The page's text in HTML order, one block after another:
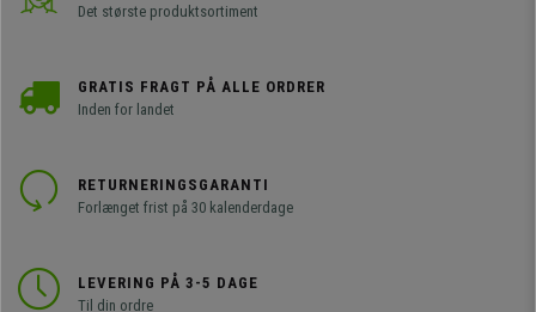
Det største produktsortiment
GRATIS FRAGT PÅ ALLE ORDRER
Inden for landet
RETURNERINGSGARANTI
Forlænget frist på 30 kalenderdage
LEVERING PÅ 3-5 DAGE
Til din ordre